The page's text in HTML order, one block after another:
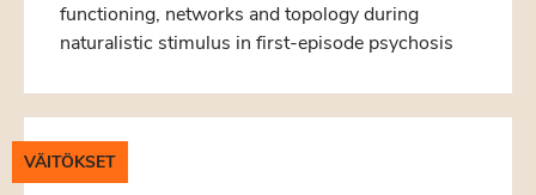
functioning, networks and topology during
naturalistic stimulus in first-episode psychosis
VÄITÖKSET